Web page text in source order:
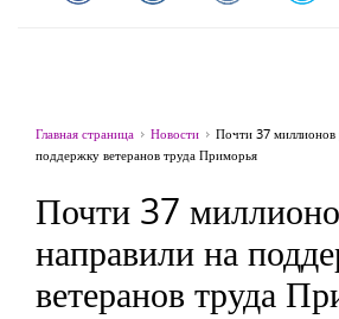
Главная страница Новости
Почти 37 миллионов
поддержку ветеранов труда Приморья
Почти 37
направили на
ветеранов труда